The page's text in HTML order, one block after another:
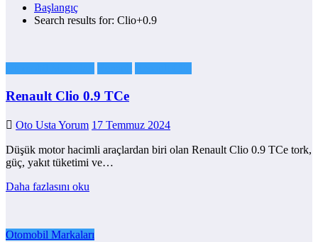
Başlangıç
Search results for: Clio+0.9
Renault Clio 0.9 TCe
Oto Usta Yorum 17 Temmuz 2024
Düşük motor hacimli araçlardan biri olan Renault Clio 0.9 TCe tork,
güç, yakıt tüketimi ve…
Daha fazlasını oku
Otomobil Markaları